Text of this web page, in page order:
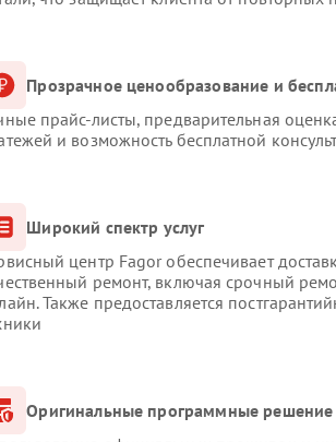
Прозрачное ценообразование и
прайс-листы, предварительная
и возможность бесплатной
Широкий спектр услуг
центр Fagor обеспечивает
ремонт, включая срочный
Также предоставляется
Оригинальные программные